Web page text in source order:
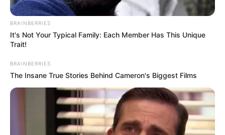
Did You Notice How Natural Simba’s Movements
Looked In The Movie?
BRAINBERRIES
It's Not Your Typical Family: Each Member Has This Unique
Trait!
BRAINBERRIES
The Insane True Stories Behind Cameron's Biggest Films